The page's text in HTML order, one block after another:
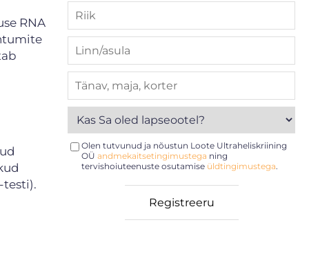
RNA
testi).
Olen tutvunud ja nõustun Loote Ultraheliskriining
OÜ andmekaitsetingimustega ning
tervishoiuteenuste osutamise üldtingimustega.